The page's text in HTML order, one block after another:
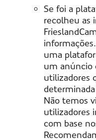
Se foi a
recolheu as
uma
um anúncio
utilizadores
Não temos
utilizadores
com base